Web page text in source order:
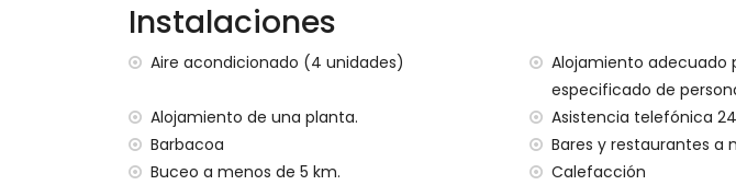
Más información
pueblo más cercano: Jávea (a menos de 3 kilómetros de la casa)
río o orilla más cercana: Mediterráneo, Jávea (a menos de 4 kilómetros
playa más cercana: La Grava, Jávea (a menos de 4 kilómetros de la
puerto más cercano: Aduanas del Mar (a menos de 5 kilómetros de la
parque más cercano: Montgó, Jávea (a menos de 2 kilómetros de la
aeropuerto más cercano: Alicante (a menos de 100 kilómetros de la casa)
Instalaciones
Aire acondicionado (4 unidades)
Alojamiento adecuado
especificado de
Alojamiento de una planta.
Asistencia telefónica
Barbacoa
Bares y restaurantes a
Buceo a menos de 5 km.
Calefacción